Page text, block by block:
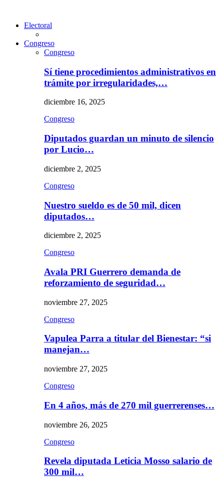
Electoral
Congreso
Congreso
Sí tiene procedimientos administrativos en
trámite por irregularidades,…
diciembre 16, 2025
Congreso
Diputados guardan un minuto de silencio
por Lucio…
diciembre 2, 2025
Congreso
Nuestro sueldo es de 50 mil, dicen
diputados…
diciembre 2, 2025
Congreso
Avala PRI Guerrero demanda de
reforzamiento de seguridad…
noviembre 27, 2025
Congreso
Vapulea Parra a titular del Bienestar: “si
manejan…
noviembre 27, 2025
Congreso
En 4 años, más de 270 mil guerrerenses…
noviembre 26, 2025
Congreso
Revela diputada Leticia Mosso salario de
300 mil…